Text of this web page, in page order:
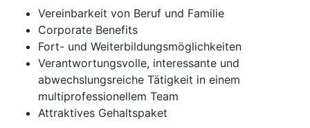
Vereinbarkeit von Beruf und Familie
Corporate Benefits
Fort- und Weiterbildungsmöglichkeiten
Verantwortungsvolle, interessante und
abwechslungsreiche Tätigkeit in einem
multiprofessionellem Team
Attraktives Gehaltspaket